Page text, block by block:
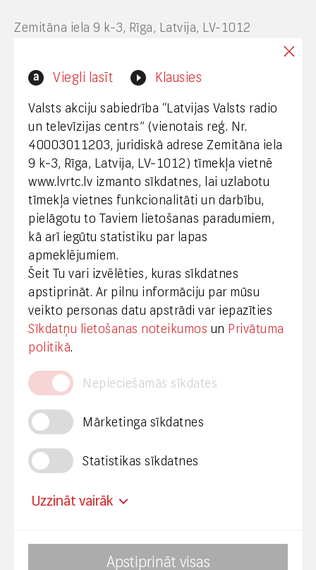
Viegli lasīt Klausies
Valsts akciju sabiedrība “Latvijas Valsts radio
un televīzijas centrs” (vienotais reģ. Nr.
40003011203, juridiskā adrese Zemitāna iela
9 k-3, Rīga, Latvija, LV-1012) tīmekļa vietnē
www.lvrtc.lv izmanto sīkdatnes, lai uzlabotu
tīmekļa vietnes funkcionalitāti un darbību,
pielāgotu to Taviem lietošanas paradumiem,
kā arī iegūtu statistiku par lapas
apmeklējumiem.
Šeit Tu vari izvēlēties, kuras sīkdatnes
apstiprināt. Ar pilnu informāciju par mūsu
veikto personas datu apstrādi var iepazīties
Sīkdatņu lietošanas noteikumos un Privātuma
politikā.
Nepieciešamās sīkdates
Mārketinga sīkdatnes
Statistikas sīkdatnes
Uzzināt vairāk
Avots Termiņš
Apstiprināt visas
Zemitāna iela 9 k-3, Rīga, Latvija, LV-1012
Interneta vietnes www.lvrtc.lv administrators:
Klientu apkalpošana
+371 67108787
Medijiem
+371 29665001
vineta.sprugaine@lvrtc.lv
© VAS Latvijas Valsts radio un televīzijas centrs,
Privātuma politika
Piekļūstamība